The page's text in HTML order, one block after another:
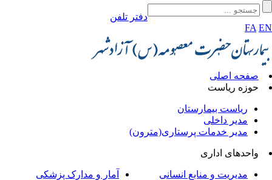
دفتر تلفن
FA
صفحه اصلی
حوزه ریاست
ریاست بیمارستان
مدیر داخلی
مدیر خدمات پرستاری(مترون)
واحدهای اداری
مدیریت و منابع انسانی
آمار و مدارک پزشکی